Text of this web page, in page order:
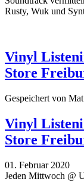
Rusty, Wuk und
Vinyl
Store
Gespeichert von
Vinyl
Store
01. Februar 2020
Jeden Mittwoch @